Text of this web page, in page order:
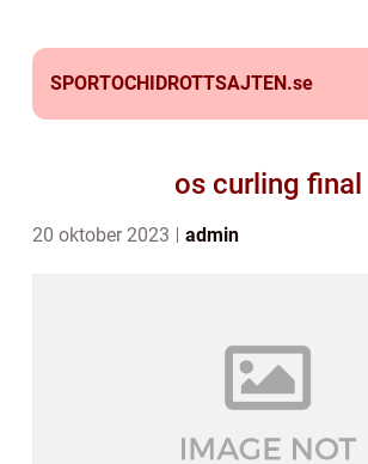
SPORTOCHIDROTTSAJTEN.se
os curling final
20 oktober 2023 admin